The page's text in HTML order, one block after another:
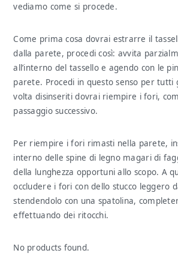
vediamo come si procede.
Come prima cosa dovrai estrarre il
dalla parete, procedi così: avvita
all’interno del tassello e agendo con le
parete. Procedi in questo senso per tutti
volta disinseriti dovrai riempire i fori,
passaggio successivo.
Per riempire i fori rimasti nella parete,
interno delle spine di legno magari di
della lunghezza opportuni allo scopo. A
occludere i fori con dello stucco leggero
stendendolo con una spatolina,
effettuando dei ritocchi.
No products found.